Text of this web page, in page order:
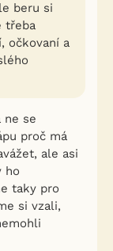
beru si
třeba
očkovaní a
ne se
proč má
ale asi
ho
taky pro
si vzali,